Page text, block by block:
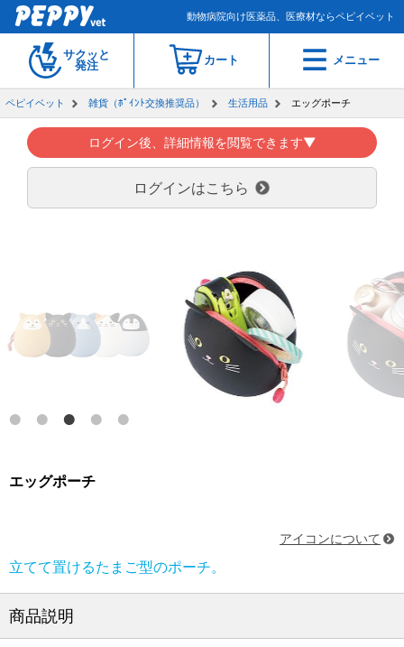
動物病院向け医薬品、医療材ならペピイベット
サクッと
発注
カート メニュー
ペピイベット 雑貨（ﾎﾟｲﾝﾄ交換推奨品） 生活用品 エッグポーチ
ログイン後、詳細情報を閲覧できます▼
ログインはこちら
エッグポーチ
アイコンについて
立てて置けるたまご型のポーチ。
商品説明